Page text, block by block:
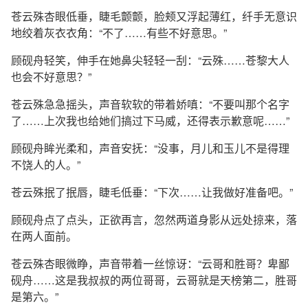
苍云殊杏眼低垂，睫毛颤颤，脸颊又浮起薄红，纤手无意识
地绞着灰衣衣角：“不了……有些不好意思。”
顾砚舟轻笑，伸手在她鼻尖轻轻一刮：“云殊……苍黎大人
也会不好意思？”
苍云殊急急摇头，声音软软的带着娇嗔：“不要叫那个名字
了……上次我也给她们搞过下马威，还得表示歉意呢……”
顾砚舟眸光柔和，声音安抚：“没事，月儿和玉儿不是得理
不饶人的人。”
苍云殊抿了抿唇，睫毛低垂：“下次……让我做好准备吧。”
顾砚舟点了点头，正欲再言，忽然两道身影从远处掠来，落
在两人面前。
苍云殊杏眼微睁，声音带着一丝惊讶：“云哥和胜哥？卑鄙
砚舟……这是我叔叔的两位哥哥，云哥就是天榜第二，胜哥
是第六。”